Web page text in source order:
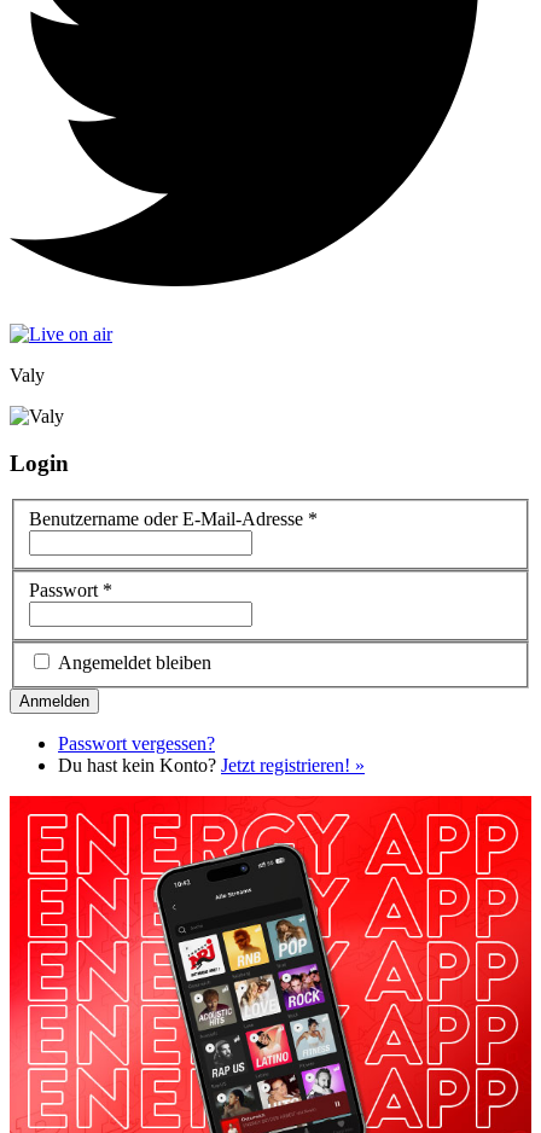
Valy
Login
Benutzername oder E-Mail-Adresse *
Passwort *
Angemeldet bleiben
Passwort vergessen?
Du hast kein Konto? Jetzt registrieren! »